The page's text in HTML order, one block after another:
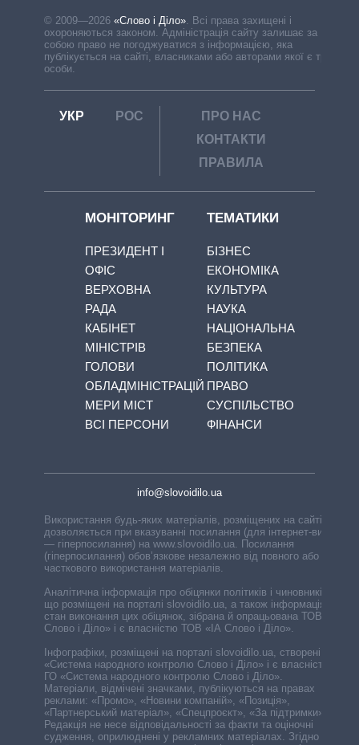
© 2009—2026 «Слово і Діло» Всі права захищені і
охороняються законом. Адміністрація сайту залишає за
собою право не погоджуватися з інформацією, яка
публікується на сайті, власниками або авторами якої є треті
особи.
УКР РОС
ПРО НАС
КОНТАКТИ
ПРАВИЛА
МОНІТОРИНГ
ПРЕЗИДЕНТ І
ОФІС
ВЕРХОВНА
РАДА
КАБІНЕТ
МІНІСТРІВ
ГОЛОВИ
ОБЛАДМІНІСТРАЦІЙ
МЕРИ МІСТ
ВСІ ПЕРСОНИ
ТЕМАТИКИ
БІЗНЕС
ЕКОНОМІКА
КУЛЬТУРА
НАУКА
НАЦІОНАЛЬНА
БЕЗПЕКА
ПОЛІТИКА
ПРАВО
СУСПІЛЬСТВО
ФІНАНСИ
info@slovoidilo.ua
Використання будь-яких матеріалів, розміщених на сайті,
дозволяється при вказуванні посилання (для інтернет-видань
— гіперпосилання) на www.slovoidilo.ua. Посилання
(гіперпосилання) обов’язкове незалежно від повного або
часткового використання матеріалів.
Аналітична інформація про обіцянки політиків і чиновників,
що розміщені на порталі slovoidilo.ua, а також інформація про
стан виконання цих обіцянок, зібрана й опрацьована ТОВ «ІА
Слово і Діло» і є власністю ТОВ «ІА Слово і Діло».
Інфографіки, розміщені на порталі slovoidilo.ua, створені ГО
«Система народного контролю Слово і Діло» і є власністю
ГО «Система народного контролю Слово і Діло».
Матеріали, відмічені значками, публікуються на правах
реклами: «Промо», «Новини компаній», «Позиція»,
«Партнерський матеріал», «Спецпроєкт», «За підтримки».
Редакція не несе відповідальності за факти та оціночні
судження, оприлюднені у рекламних матеріалах. Згідно з